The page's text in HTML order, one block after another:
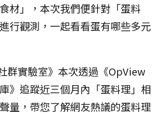
材」，本次我們便針對「蛋料
行觀測，一起看看蛋有哪些多元
群實驗室》本次透過《OpView
》追蹤近三個月內「蛋料理」相
量，帶您了解網友熱議的蛋料理